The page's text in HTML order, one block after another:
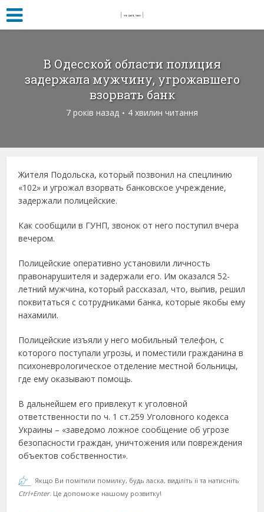
В Одесской области полиция
задержала мужчину, угрожавшего
взорвать банк
7 років назад 4 хвилин читання
Жителя Подольска, который позвонил на спецлинию
«102» и угрожал взорвать банковское учреждение,
задержали полицейские.
Как сообщили в ГУНП, звонок от него поступил вчера
вечером.
Полицейские оперативно установили личность
правонарушителя и задержали его. Им оказался 52-
летний мужчина, который рассказал, что, выпив, решил
поквитаться с сотрудниками банка, которые якобы ему
нахамили.
Полицейские изъяли у него мобильный телефон, с
которого поступали угрозы, и поместили гражданина в
психоневрологическое отделение местной больницы,
где ему оказывают помощь.
В дальнейшем его привлекут к уголовной
ответственности по ч. 1 ст.259 Уголовного кодекса
Украины – «заведомо ложное сообщение об угрозе
безопасности граждан, уничтожения или повреждения
объектов собственности».
Якщо Ви помітили помилку, будь ласка, виділіть її та натисніть
Ctrl+Enter. Це допоможе нашому розвитку!